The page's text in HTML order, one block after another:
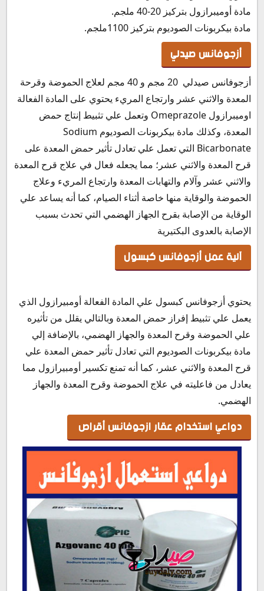
مادة أوميبرازول بتركيز 20-40 ملجم.
مادة بيكربونات الصوديوم بتركيز 1100ملجم.
أزجوفانس صيدلي
أزجوفانس صيدلي 20 مجم و 40 مجم لعلاج الحموضة وقرحة
المعدة والاثني عشر وارتجاع المريء يحتوي على المادة الفعالة
اوميبرازول Omeprazole وتعمل علي تثبيط إنتاج حمض
المعدة، وكذلك مادة بيكربونات الصوديوم Sodium
Bicarbonate التي تعمل علي تعادل تأثير حمض المعدة على
قرح المعدة والاثني عشر؛ مما يجعله فعال في علاج قرح المعدة
والاثني عشر وآلام والتهابات المعدة وارتجاع المريء وعلاج
الحموضة والوقاية منها خاصة أثناء الصيام، كما أنه يساعد علي
الوقاية من الإصابة بقرح الجهاز الهضمي التي تحدث بسبب
الإصابة بالعدوى البكتيرية
آلية عمل أزجوفانس كبسول
يحتوي أزجوفانس كبسول علي المادة الفعالة أومبيرازول الذي
يعمل علي تثبيط إفراز حمض المعدة وبالتالي يقلل من تأثيره
علي الحموضة وقرح المعدة والجهاز الهضمي، بالإضافة إلي
مادة بيكربونات الصوديوم التي تعادل تأثير حمض المعدة علي
قرح المعدة والاثني عشر، كما أنه تمنع تكسير أومبيرازول مما
يعادل من فاعليته في علاج الحموضة وقرح المعدة والجهاز
الهضمي.
دواعي استخدام عقار ازجوفانس أقراص